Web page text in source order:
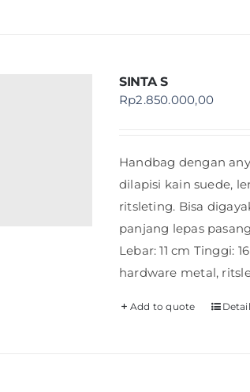
SINTA S
Rp2.850.000,00
Handbag dengan
dilapisi kain suede,
ritsleting. Bisa
panjang lepas
Lebar: 11 cm Tinggi:
hardware metal,
Add to quote